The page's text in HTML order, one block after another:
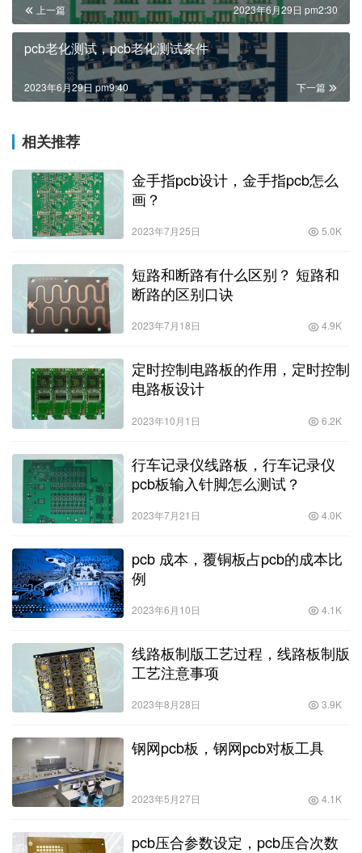
上一篇 2023年6月29日 pm2:30
pcb老化测试，pcb老化测试条件
下一篇
2023年6月29日 pm9:40
相关推荐
金手指pcb设计，金手指pcb怎么
画？
2023年7月25日 5.0K
短路和断路有什么区别？ 短路和
断路的区别口诀
2023年7月18日 4.9K
定时控制电路板的作用，定时控制
电路板设计
2023年10月1日 6.2K
行车记录仪线路板，行车记录仪
pcb板输入针脚怎么测试？
2023年7月21日 4.0K
pcb 成本，覆铜板占pcb的成本比
例
2023年6月10日 4.1K
线路板制版工艺过程，线路板制版
工艺注意事项
2023年8月28日 3.9K
钢网pcb板，钢网pcb对板工具
2023年5月27日 4.1K
pcb压合参数设定，pcb压合次数